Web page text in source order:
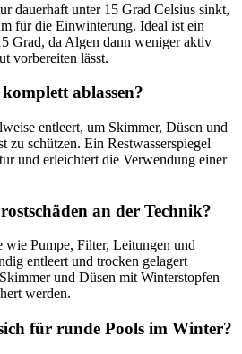
dauerhaft unter 15 Grad Celsius sinkt,
für die Einwinterung. Ideal ist ein
Grad, da Algen dann weniger aktiv
vorbereiten lässt.
ablassen?
entleert, um Skimmer, Düsen und
zu schützen. Ein Restwasserspiegel
und erleichtert die Verwendung einer
an der Technik?
wie Pumpe, Filter, Leitungen und
entleert und trocken gelagert
und Düsen mit Winterstopfen
werden.
für runde Pools im Winter?